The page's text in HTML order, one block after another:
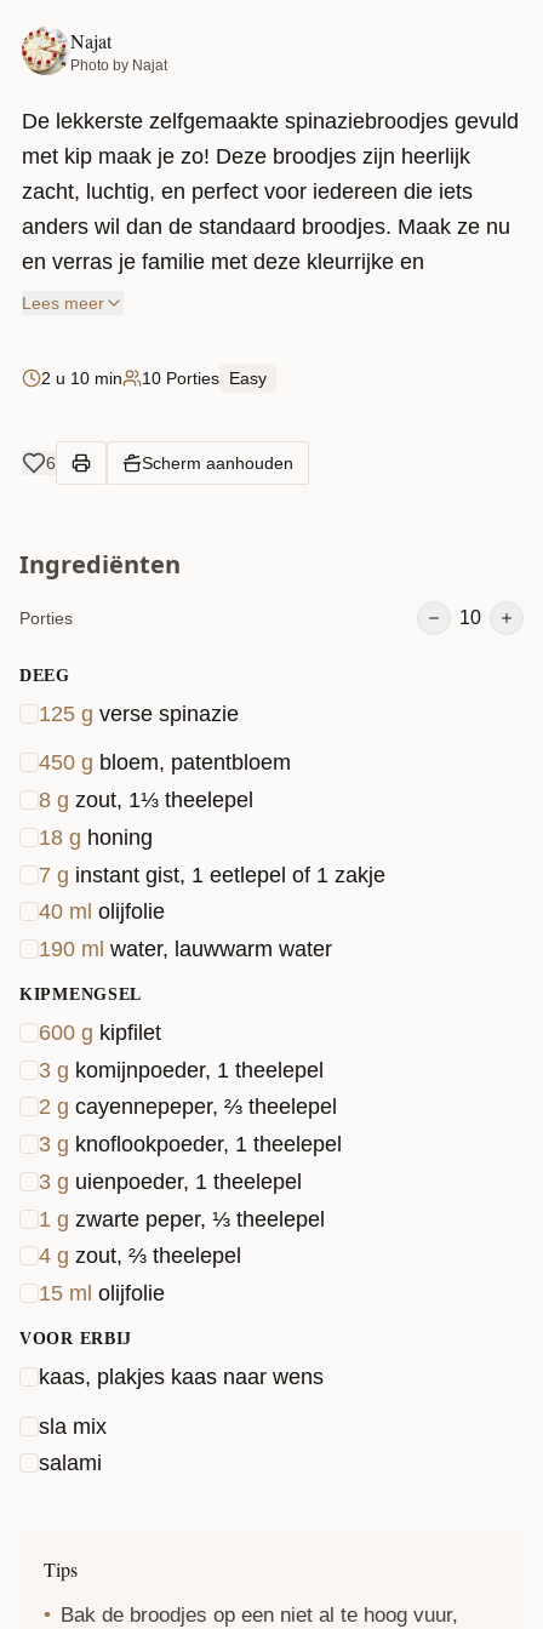
Najat
Photo by Najat
De lekkerste zelfgemaakte spinaziebroodjes gevuld
met kip maak je zo! Deze broodjes zijn heerlijk
zacht, luchtig, en perfect voor iedereen die iets
anders wil dan de standaard broodjes. Maak ze nu
en verras je familie met deze kleurrijke en
smaakvolle sandwiches!
Lees meer
2 u 10 min 10 Porties Easy
6 Scherm aanhouden
Ingrediënten
Porties 10
DEEG
125 g verse spinazie
450 g bloem, patentbloem
8 g zout, 1⅓ theelepel
18 g honing
7 g instant gist, 1 eetlepel of 1 zakje
40 ml olijfolie
190 ml water, lauwwarm water
KIPMENGSEL
600 g kipfilet
3 g komijnpoeder, 1 theelepel
2 g cayennepeper, ⅔ theelepel
3 g knoflookpoeder, 1 theelepel
3 g uienpoeder, 1 theelepel
1 g zwarte peper, ⅓ theelepel
4 g zout, ⅔ theelepel
15 ml olijfolie
VOOR ERBIJ
kaas, plakjes kaas naar wens
sla mix
salami
Tips
Bak de broodjes op een niet al te hoog vuur,